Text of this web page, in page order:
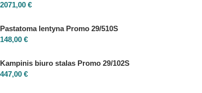
2071,00 €
Pastatoma lentyna Promo 29/510S
148,00 €
Kampinis biuro stalas Promo 29/102S
447,00 €